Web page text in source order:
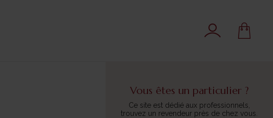
Vous êtes un particulier ?
Ce site est dédié aux professionnels,
trouvez un revendeur près de chez vous.